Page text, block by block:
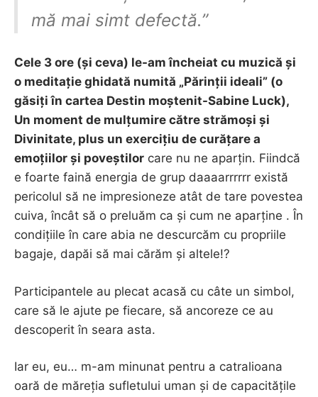
mă mai simt defectă.”
Cele 3 ore (și ceva) le-am încheiat cu muzică și
o meditație ghidată numită „Părinții ideali” (o
găsiți în cartea Destin moștenit-Sabine Luck),
Un moment de mulțumire către strămoși și
Divinitate, plus un exercițiu de curățare a
emoțiilor și poveștilor care nu ne aparțin. Fiindcă
e foarte faină energia de grup daaaarrrrrr există
pericolul să ne impresioneze atât de tare povestea
cuiva, încât să o preluăm ca și cum ne aparține . În
condițiile în care abia ne descurcăm cu propriile
bagaje, dapăi să mai cărăm și altele!?
Participantele au plecat acasă cu câte un simbol,
care să le ajute pe fiecare, să ancoreze ce au
descoperit în seara asta.
Iar eu, eu… m-am minunat pentru a catralioana
oară de măreția sufletului uman și de capacitățile